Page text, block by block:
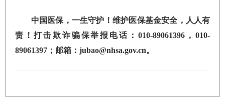
中国医保，一生守护！维护医保基金安全，人人有
责！打击欺诈骗保举报电话：010-89061396，010-
89061397；邮箱：jubao@nhsa.gov.cn。